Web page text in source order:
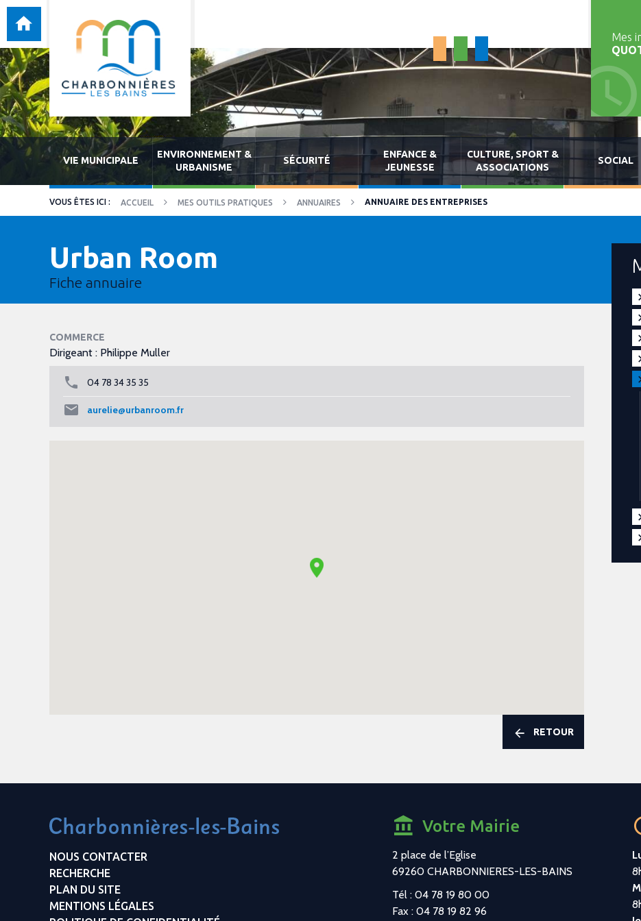
Mes
VIE MUNICIPALE
ENVIRONNEMENT &
URBANISME
SÉCURITÉ
ENFANCE &
JEUNESSE
CULTURE, SPORT &
ASSOCIATIONS
SOCIAL
ACCUEIL MES OUTILS PRATIQUES ANNUAIRES ANNUAIRE DES ENTREPRISES
Urban Room
Fiche annuaire
COMMERCE
Dirigeant : Philippe Muller
04 78 34 35 35
aurelie@urbanroom.fr
RETOUR
NOUS CONTACTER
RECHERCHE
PLAN DU SITE
MENTIONS LÉGALES
Votre Mairie
2 place de l’Eglise
69260 CHARBONNIERES-LES-BAINS
Tél : 04 78 19 80 00
Fax : 04 78 19 82 96